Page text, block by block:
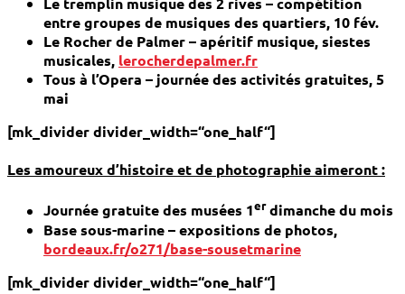
entre groupes de musiques des quartiers, 10 fév.
Le Rocher de Palmer – apéritif musique, siestes
musicales, lerocherdepalmer.fr
Tous à l’Opera – journée des activités gratuites,5
mai
[mk_divider divider_width=“one_half“]
Les amoureux d’histoire et de photographie aimeront :
Journée gratuite des musées 1erdimanche du mois
Base sous-marine – expositions de photos,
bordeaux.fr/o271/base-sousetmarine
[mk_divider divider_width=“one_half“]